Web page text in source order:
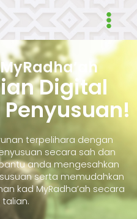
Main
Digital
terpelihara dengan
secara sah dan
anda mengesahkan
serta memudahkan
kad MyRadha’ah secara